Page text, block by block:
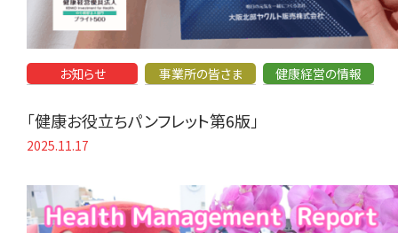
お知らせ 事業所の皆さま 健康経営の情報
「健康お役立ちパンフレット第6版」
2025.11.17